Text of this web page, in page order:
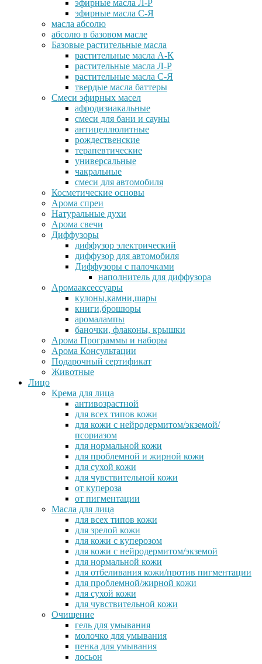
эфирные масла Л-Р
эфирные масла С-Я
масла абсолю
абсолю в базовом масле
Базовые растительные масла
растительные масла А-К
растительные масла Л-Р
растительные масла С-Я
твердые масла баттеры
Cмеси эфирных масел
афродизиакальные
смеси для бани и сауны
антицеллюлитные
рождественские
терапевтические
универсальные
чакральные
смеси для автомобиля
Косметические основы
Арома спреи
Натуральные духи
Арома свечи
Диффузоры
диффузор электрический
диффузор для автомобиля
Диффузоры с палочками
наполнитель для диффузора
Аромааксессуары
кулоны,камни,шары
книги,брошюры
аромалампы
баночки, флаконы, крышки
Арома Программы и наборы
Арома Консультации
Подарочный сертификат
Животные
Лицо
Крема для лица
антивозрастной
для всех типов кожи
для кожи с нейродермитом/экземой/
псориазом
для нормальной кожи
для проблемной и жирной кожи
для сухой кожи
для чувствительной кожи
от купероза
от пигментации
Масла для лица
для всех типов кожи
для зрелой кожи
для кожи с куперозом
для кожи с нейродермитом/экземой
для нормальной кожи
для отбеливания кожи/против пигментации
для проблемной/жирной кожи
для сухой кожи
для чувствительной кожи
Очищение
гель для умывания
молочко для умывания
пенка для умывания
лосьон